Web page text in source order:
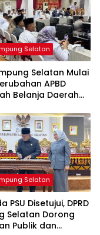
Selatan
Selatan Mulai
APBD
Belanja Daerah
Selatan
PSU Disetujui, DPRD
Selatan Dorong
Publik dan